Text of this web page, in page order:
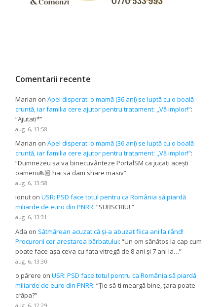
Comentarii recente
Marian onApel disperat: o mamă (36 ani) se luptă cu o boală
cruntă, iar familia cere ajutor pentru tratament: ,,Vă implor!”:
“Ajutati*”
aug. 6, 13:58
Marian onApel disperat: o mamă (36 ani) se luptă cu o boală
cruntă, iar familia cere ajutor pentru tratament: ,,Vă implor!”:
“Dumnezeu sa va binecuvânteze PortalSM ca jucați acești
oameni🙏🏼 hai sa dam share masiv”
aug. 6, 13:58
ionut onUSR: PSD face totul pentru ca România să piardă
miliarde de euro din PNRR: “SUBSCRIU!.”
aug. 6, 13:31
Ada on Sătmărean acuzat că și-a abuzat fiica ani la rând!
Procurorii cer arestarea bărbatului: “Un om sănătos la cap cum
poate face așa ceva cu fata vitregă de 8 ani și 7 ani la…”
aug. 6, 13:30
o părere onUSR: PSD face totul pentru ca România să piardă
miliarde de euro din PNRR: “Ție să-ti meargă bine, țara poate
crăpa?”
aug. 6, 12:29